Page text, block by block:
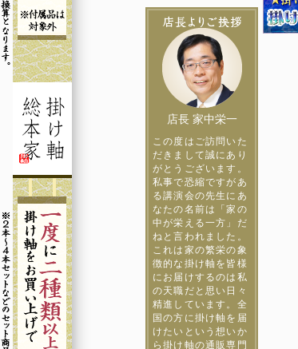
店長 家中栄一
この度はご訪問いた
だきまして誠にあり
がとうございます。
私事で恐縮ですがあ
る講演会の先生にあ
なたの名前は「家の
中が栄える一方」だ
ねと言われました。
これは家の繁栄の象
徴的な掛け軸を皆様
にお届けするのは私
の天職だと思い日々
精進しています。全
国の方に掛け軸を届
けたいという想いか
ら掛け軸の通販専門